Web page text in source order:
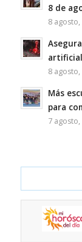
8 de
8 agosto,
8 agosto,
Más
para
7 agosto,